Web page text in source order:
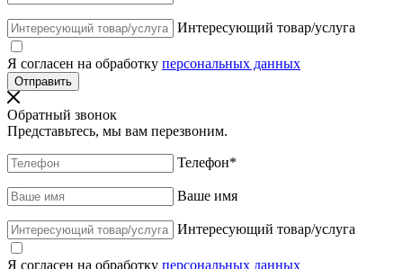
Интересующий товар/услуга
Я согласен на обработку персональных данных
Обратный звонок
Представьтесь, мы вам перезвоним.
Телефон*
Ваше имя
Интересующий товар/услуга
Я согласен на обработку персональных данных